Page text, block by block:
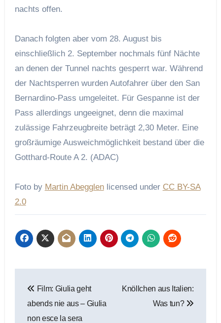
nachts offen.
Danach folgten aber vom 28. August bis
einschließlich 2. September nochmals fünf Nächte
an denen der Tunnel nachts gesperrt war. Während
der Nachtsperren wurden Autofahrer über den San
Bernardino-Pass umgeleitet. Für Gespanne ist der
Pass allerdings ungeeignet, denn die maximal
zulässige Fahrzeugbreite beträgt 2,30 Meter. Eine
großräumige Ausweichmöglichkeit bestand über die
Gotthard-Route A 2. (ADAC)
Foto by Martin Abegglenlicensed under CC BY-SA
2.0
Film: Giulia geht
abends nie aus – Giulia
non esce la sera
Knöllchen aus Italien:
Was tun?